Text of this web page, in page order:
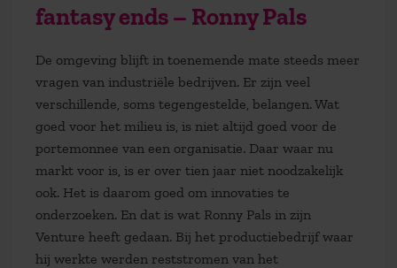
fantasy ends – Ronny Pals
De omgeving blijft in toenemende mate steeds meer
vragen van industriële bedrijven. Er zijn veel
verschillende, soms tegengestelde, belangen. Wat
goed voor het milieu is, is niet altijd goed voor de
portemonnee van een organisatie. Daar waar nu
markt voor is, is er over tien jaar niet noodzakelijk
ook. Het is daarom goed om innovaties te
onderzoeken. En dat is wat Ronny Pals in zijn
Venture heeft gedaan. Bij het productiebedrijf waar
hij werkte werden reststromen van het